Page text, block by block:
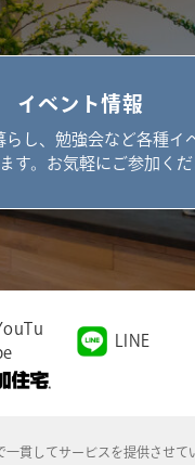
イベント情報
らし、勉強会など各種イ
す。お気軽にご参加くだ
LINE
貫してサービスを提供させて